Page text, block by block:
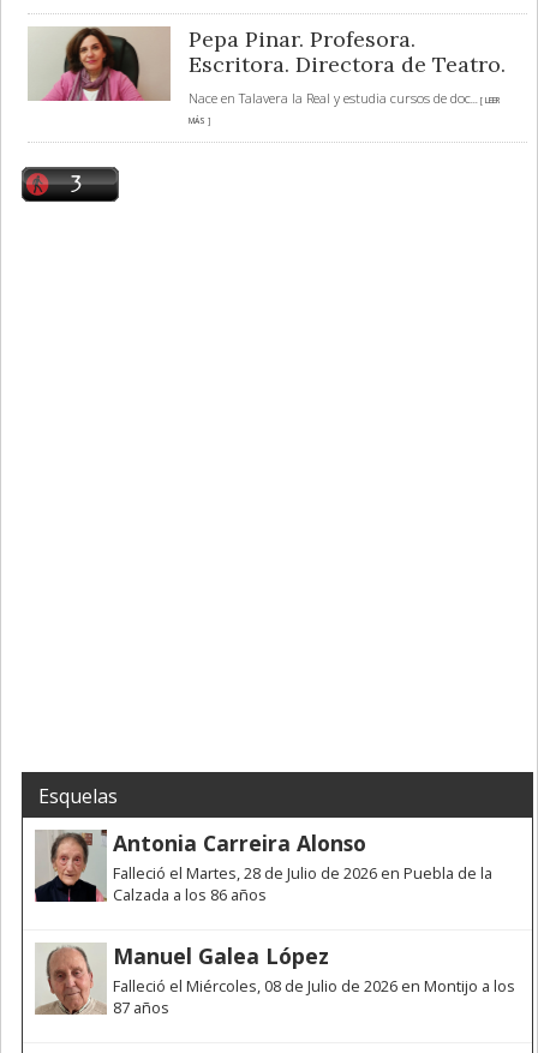
Pepa Pinar. Profesora.
Escritora. Directora de Teatro.
Nace en Talavera la Real y estudia cursos de doc... [ LEER
MÁS ]
Esquelas
Antonia Carreira Alonso
Falleció el Martes, 28 de Julio de 2026 en Puebla de la
Calzada a los 86 años
Manuel Galea López
Falleció el Miércoles, 08 de Julio de 2026 en Montijo a los
87 años